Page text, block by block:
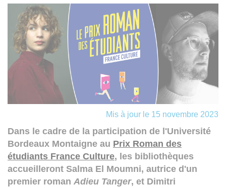
Mis à jour le 15 novembre 2023
Dans le cadre de la participation de l'Université
Bordeaux Montaigne au Prix Roman des
étudiants France Culture, les bibliothèques
accueilleront Salma El Moumni, autrice d'un
premier roman Adieu Tanger, et Dimitri